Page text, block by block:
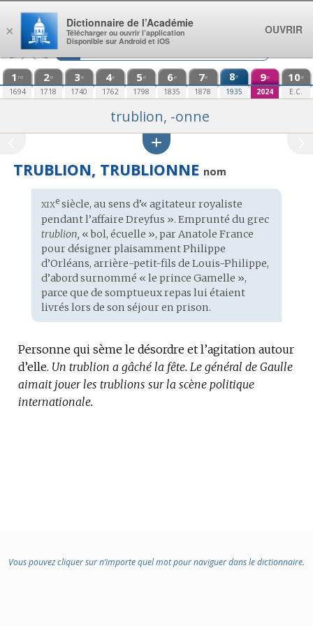
Aller au contenu
1 re
1694
2e
1718
3e
1740
4e
1762
5e
1798
6e
1835
7e
1878
8e
1935
9e
2024
10e
E.C.
trublion, -onne
TRUBLION, TRUBLIONNE nom
Étymologie
:
xixesiècle, au sens d’« agitateur royaliste
pendant l’affaire Dreyfus ». Emprunté du grec
trublion, « bol, écuelle », par Anatole France
pour désigner plaisamment Philippe
d’Orléans, arrière-petit-fils de Louis-Philippe,
d’abord surnommé « le prince Gamelle »,
parce que de somptueux repas lui étaient
livrés lors de son séjour en prison.
Personne qui sème le désordre et l’agitation autour
d’elle. Un trublion a gâché la fête. Le général de Gaulle
aimait jouer les trublions sur la scène politique
internationale.
Vous pouvez cliquer sur n’importe quel mot pour naviguer dans le dictionnaire.
×
Dictionnaire de l’Académie
Télécharger ou ouvrir l’application
Disponible sur Android et iOS
OUVRIR